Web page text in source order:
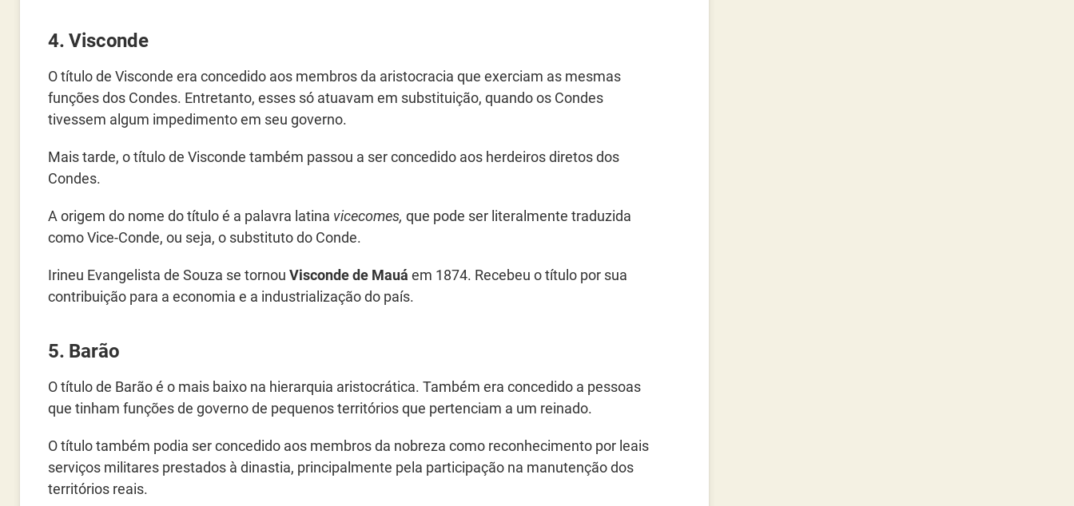
4. Visconde
O título de Visconde era concedido aos membros da aristocracia que exerciam as mesmas
funções dos Condes. Entretanto, esses só atuavam em substituição, quando os Condes
tivessem algum impedimento em seu governo.
Mais tarde, o título de Visconde também passou a ser concedido aos herdeiros diretos dos
Condes.
A origem do nome do título é a palavra latina vicecomes, que pode ser literalmente traduzida
como Vice-Conde, ou seja, o substituto do Conde.
Irineu Evangelista de Souza se tornou Visconde de Mauá em 1874. Recebeu o título por sua
contribuição para a economia e a industrialização do país.
5. Barão
O título de Barão é o mais baixo na hierarquia aristocrática. Também era concedido a pessoas
que tinham funções de governo de pequenos territórios que pertenciam a um reinado.
O título também podia ser concedido aos membros da nobreza como reconhecimento por leais
serviços militares prestados à dinastia, principalmente pela participação na manutenção dos
territórios reais.